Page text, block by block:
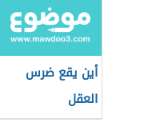
أين يقع ضرس
العقل